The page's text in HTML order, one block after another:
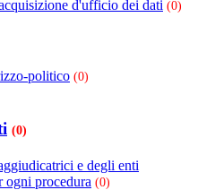
d'ufficio dei dati (0)
politico (0)
(0)
e degli enti
ogni procedura (0)